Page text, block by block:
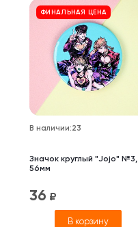
ФИНАЛЬНАЯ ЦЕНА
В наличии:23
Значок круглый "Jojo" №3,
56мм
36 ₽
В корзину